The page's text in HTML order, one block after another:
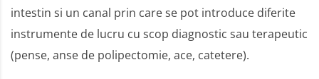
intestin si un canal prin care se pot introduce diferite
instrumente de lucru cu scop diagnostic sau terapeutic
(pense, anse de polipectomie, ace, catetere).